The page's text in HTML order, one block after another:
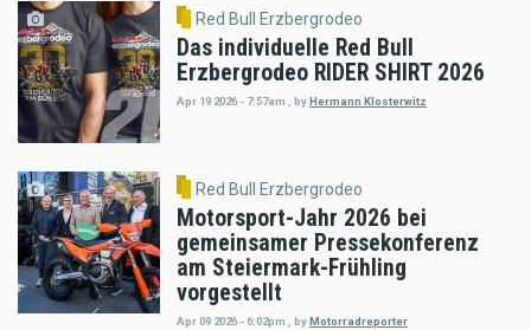
Red Bull Erzbergrodeo
Das individuelle Red Bull
Erzbergrodeo RIDER SHIRT 2026
Apr 19 2026 - 7:57am , byHermann Klosterwitz
Red Bull Erzbergrodeo
Motorsport-Jahr 2026 bei
gemeinsamer Pressekonferenz
am Steiermark-Frühling
vorgestellt
Apr 09 2026 - 6:02pm byMotorradreporter